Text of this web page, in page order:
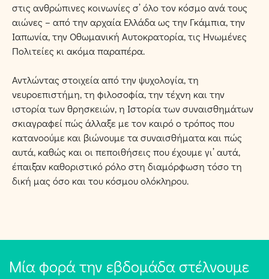
στις ανθρώπινες κοινωνίες σ’ όλο τον κόσμο ανά τους
αιώνες – από την αρχαία Ελλάδα ως την Γκάμπια, την
Ιαπωνία, την Οθωμανική Αυτοκρατορία, τις Ηνωμένες
Πολιτείες κι ακόμα παραπέρα.
Αντλώντας στοιχεία από την ψυχολογία, τη
νευροεπιστήμη, τη φιλοσοφία, την τέχνη και την
ιστορία των θρησκειών, η Ιστορία των συναισθημάτων
σκιαγραφεί πώς άλλαξε με τον καιρό ο τρόπος που
κατανοούμε και βιώνουμε τα συναισθήματα και πώς
αυτά, καθώς και οι πεποιθήσεις που έχουμε γι’ αυτά,
έπαιξαν καθοριστικό ρόλο στη διαμόρφωση τόσο τη
δική μας όσο και του κόσμου ολόκληρου.
Μία φορά την εβδομάδα στέλνουμε